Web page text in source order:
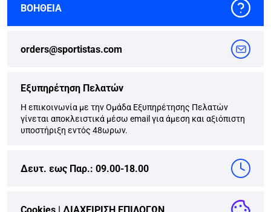
ΒΟΗΘΕΙΑ
orders@sportistas.com
Εξυπηρέτηση Πελατών
Η επικοινωνία με την Ομάδα Εξυπηρέτησης Πελατών
γίνεται αποκλειστικά μέσω email για άμεση και αξιόπιστη
υποστήριξη εντός 48ωρων.
Δευτ. εως Παρ.: 09.00-18.00
Cookies | ΔΙΑΧΕΙΡΙΣΗ ΕΠΙΛΟΓΩΝ